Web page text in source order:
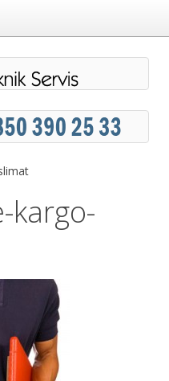
kargo-